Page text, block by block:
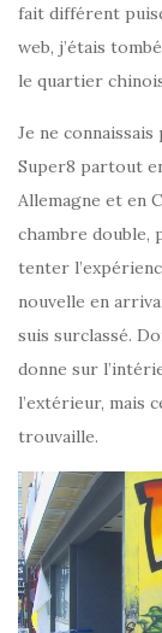
fait différent
web, j’étais
le quartier
Je ne
Super8 partout
Allemagne et en
chambre double,
tenter
nouvelle en
suis surclassé.
donne sur
l’extérieur, mais
trouvaille.